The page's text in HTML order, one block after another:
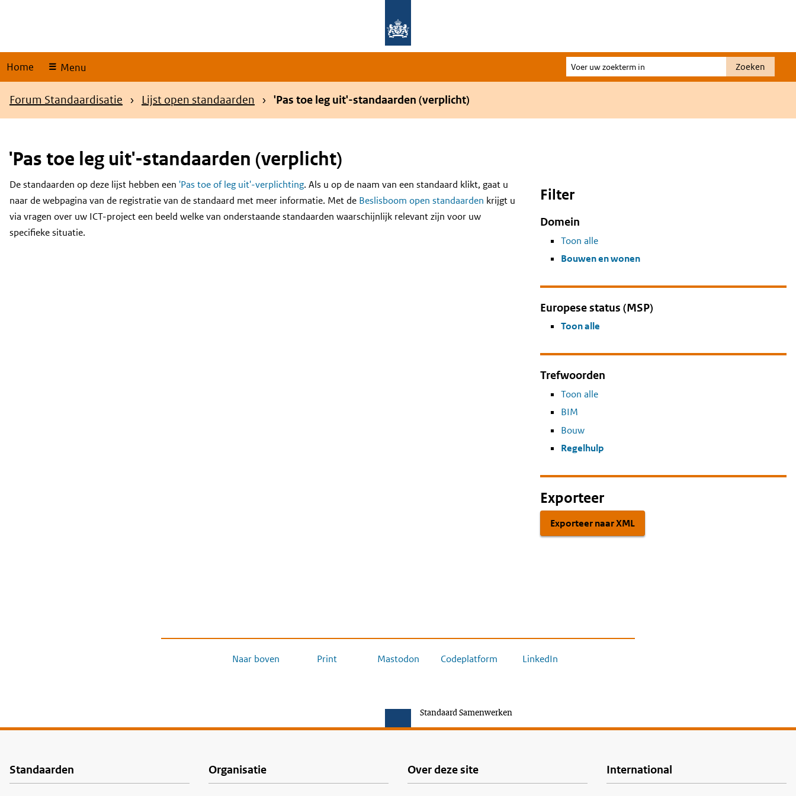
Home Menu
Voer
uw
Zoeken
Kruimelpad
Forum Standaardisatie Lijst open standaarden 'Pas toe leg uit'-standaarden (verplicht)
'Pas toe leg uit'-standaarden (verplicht)
Content
De standaarden op deze lijst hebben een 'Pas toe of leg uit'-verplichting. Als u op de naam van een standaard klikt, gaat u
naar de webpagina van de registratie van de standaard met meer informatie. Met de Beslisboom open standaarden krijgt u
via vragen over uw ICT-project een beeld welke van onderstaande standaarden waarschijnlijk relevant zijn voor uw
specifieke situatie.
Filter
Domein
Toon alle
Bouwen en wonen
Europese status (MSP)
Toon alle
Trefwoorden
Toon alle
BIM
Bouw
Regelhulp
Exporteer
Exporteer naar XML
Naar boven Print Mastodon Codeplatform LinkedIn
Standaard Samenwerken
Voet
Standaarden Organisatie Over deze site International